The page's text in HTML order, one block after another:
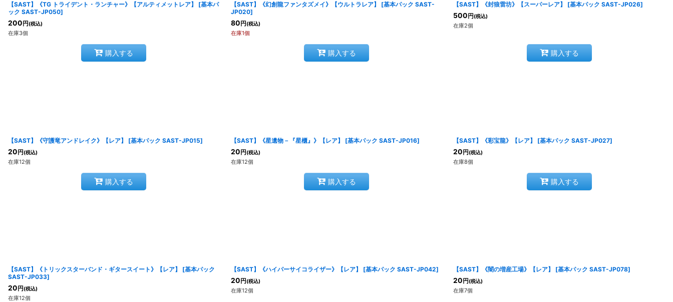
絞り込む
【SAST】《TG トライデント・ランチャー》【アルティメットレア】 [基本パ
ック SAST-JP050]
200 円 (税込)
在庫3個
購入する
【SAST】《幻創龍ファンタズメイ》【ウルトラレア】 [基本パック SAST-
JP020]
80 円 (税込)
在庫1個
購入する
【SAST】《封狼雷坊》【スーパーレア】 [基本パック SAST-JP026]
500 円 (税込)
在庫2個
購入する
【SAST】《守護竜アンドレイク》【レア】 [基本パック SAST-JP015]
20 円 (税込)
在庫12個
購入する
【SAST】《星遺物－『星櫃』》【レア】 [基本パック SAST-JP016]
20 円 (税込)
在庫12個
購入する
【SAST】《彩宝龍》【レア】 [基本パック SAST-JP027]
20 円 (税込)
在庫8個
購入する
【SAST】《トリックスターバンド・ギタースイート》【レア】 [基本パック
SAST-JP033]
20 円 (税込)
在庫12個
【SAST】《ハイパーサイコライザー》【レア】 [基本パック SAST-JP042]
20 円 (税込)
在庫12個
【SAST】《闇の増産工場》【レア】 [基本パック SAST-JP078]
20 円 (税込)
在庫7個